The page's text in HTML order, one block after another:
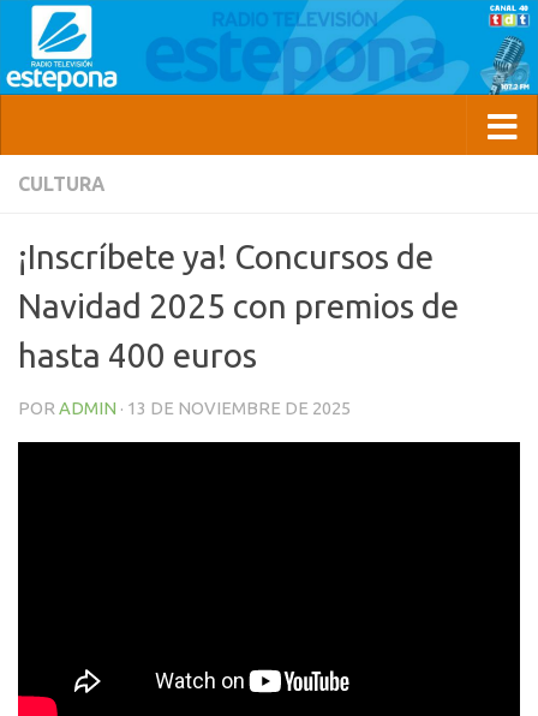
CULTURA
¡Inscríbete ya! Concursos de
Navidad 2025 con premios de
hasta 400 euros
POR ADMIN · 13 DE NOVIEMBRE DE 2025